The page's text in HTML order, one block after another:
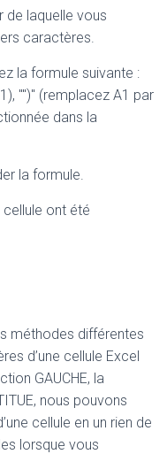
de laquelle vous
caractères.
la formule suivante :
"")" (remplacez A1 par
dans la
la formule.
ont été
méthodes différentes
d’une cellule Excel
GAUCHE, la
nous pouvons
cellule en un rien de
lorsque vous